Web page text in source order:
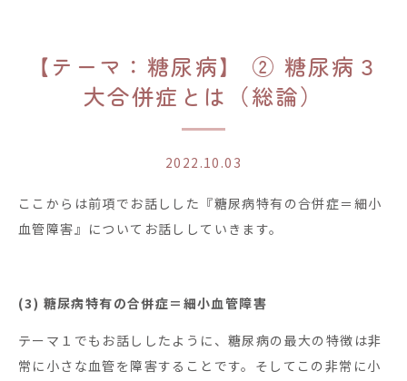
【テーマ：糖尿病】 ② 糖尿病３
大合併症とは（総論）
2022.10.03
ここからは前項でお話しした『糖尿病特有の合併症＝細小
血管障害』についてお話ししていきます。
(3) 糖尿病特有の合併症＝細小血管障害
テーマ１でもお話ししたように、糖尿病の最大の特徴は非
常に小さな血管を障害することです。そしてこの 非常に小